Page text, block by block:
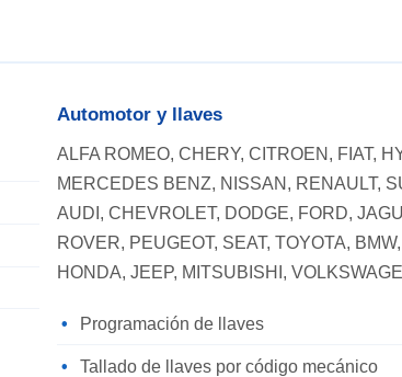
Automotor y llaves
ALFA ROMEO, CHERY, CITROEN, FIAT,
MERCEDES BENZ, NISSAN, RENAULT,
AUDI, CHEVROLET, DODGE, FORD,
ROVER, PEUGEOT, SEAT, TOYOTA,
HONDA, JEEP, MITSUBISHI,
Programación de llaves
Tallado de llaves por código mecánico